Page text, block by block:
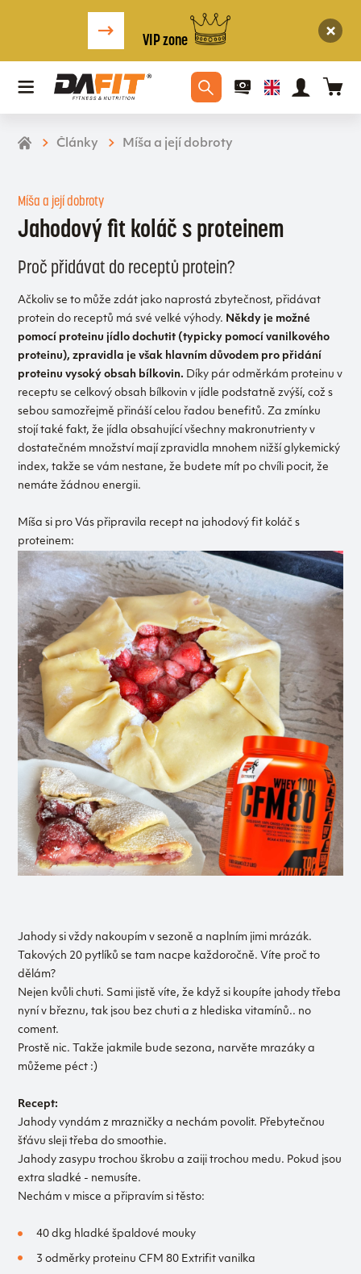
VIP zone
Články Míša a její dobroty
Míša a její dobroty
Jahodový fit koláč s proteinem
Proč přidávat do receptů protein?
Ačkoliv se to může zdát jako naprostá zbytečnost, přidávat
protein do receptů má své velké výhody. Někdy je možné
pomocí proteinu jídlo dochutit (typicky pomocí vanilkového
proteinu), zpravidla je však hlavním důvodem pro přidání
proteinu vysoký obsah bílkovin. Díky pár odměrkám proteinu v
receptu se celkový obsah bílkovin v jídle podstatně zvýší, což s
sebou samozřejmě přináší celou řadou benefitů. Za zmínku
stojí také fakt, že jídla obsahující všechny makronutrienty v
dostatečném množství mají zpravidla mnohem nižší glykemický
index, takže se vám nestane, že budete mít po chvíli pocit, že
nemáte žádnou energii.
Míša si pro Vás připravila recept na jahodový fit koláč s
proteinem:
Jahody si vždy nakoupím v sezoně a naplním jimi mrázák.
Takových 20 pytlíků se tam nacpe každoročně. Víte proč to
dělám?
Nejen kvůli chuti. Sami jistě víte, že když si koupíte jahody třeba
nyní v březnu, tak jsou bez chuti a z hlediska vitamínů.. no
coment.
Prostě nic. Takže jakmile bude sezona, narvěte mrazáky a
můžeme péct :)
Recept:
Jahody vyndám z mrazničky a nechám povolit. Přebytečnou
šťávu sleji třeba do smoothie.
Jahody zasypu trochou škrobu a zaiji trochou medu. Pokud jsou
extra sladké - nemusíte.
Nechám v misce a připravím si těsto:
40 dkg hladké špaldové mouky
3 odměrky proteinu CFM 80 Extrifit vanilka